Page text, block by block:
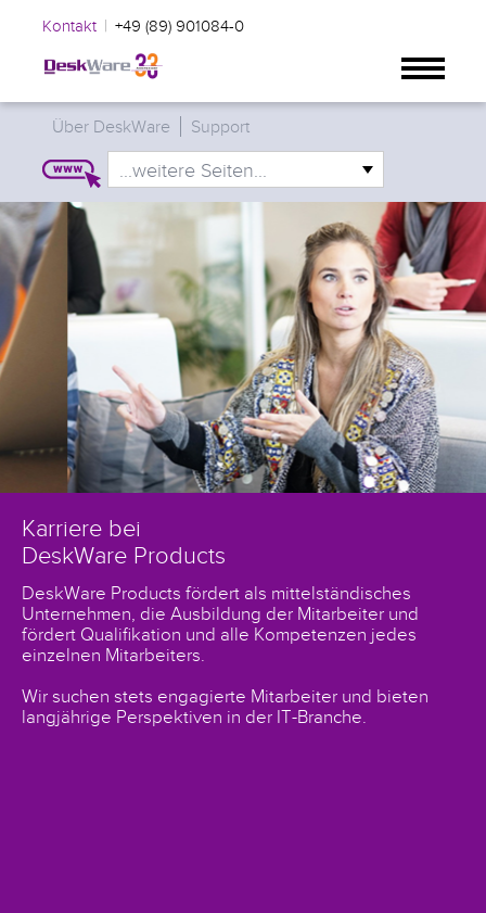
Kontakt | +49 (89) 901084-0
Über DeskWare Support
...weitere Seiten...
Karriere bei
DeskWare Products
DeskWare Products fördert als mittelständisches
Unternehmen, die Ausbildung der Mitarbeiter und
fördert Qualifikation und alle Kompetenzen jedes
einzelnen Mitarbeiters.
Wir suchen stets engagierte Mitarbeiter und bieten
langjährige Perspektiven in der IT-Branche.